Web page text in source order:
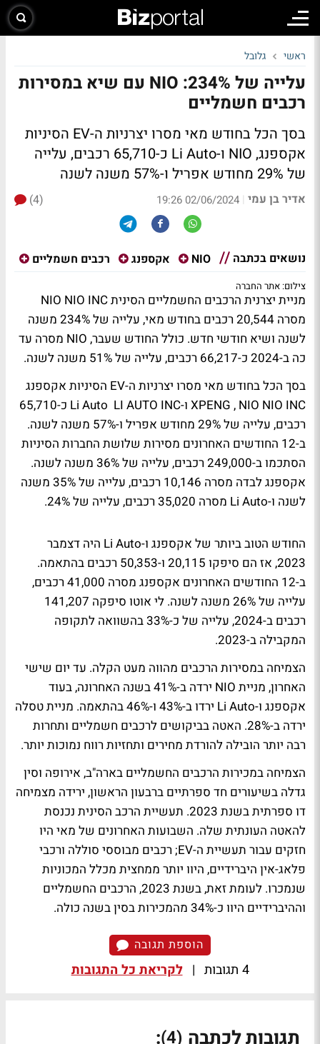
ראשי גלובל
עלייה של 234%: NIO עם שיא במסירות
רכבים חשמליים
בסך הכל בחודש מאי מסרו יצרניות ה-EV הסיניות
אקספנג, NIO ו-Li Auto כ-65,710 רכבים, עלייה
של 29% מחודש אפריל ו-57% משנה לשנה
אדיר בן עמי |
02/06/2024 19:26
(4)
נושאים בכתבה NIO אקספנג רכבים חשמליים
צילום: אתר החברה
מניית יצרנית הרכבים החשמליים הסינית NIO NIO INC
מסרה 20,544 רכבים בחודש מאי, עלייה של 234% משנה
לשנה ושיא חודשי חדש. כולל החודש שעבר, NIO מסרה עד
כה ב-2024 כ-66,217 רכבים, עלייה של 51% משנה לשנה.
בסך הכל בחודש מאי מסרו יצרניות ה-EV הסיניות אקספנג
XPENG , NIO NIO INC ו-Li Auto LI AUTO INC כ-65,710
רכבים, עלייה של 29% מחודש אפריל ו-57% משנה לשנה.
ב-12 החודשים האחרונים מסירות שלושת החברות הסיניות
הסתכמו ב-249,000 רכבים, עלייה של 36% משנה לשנה.
אקספנג לבדה מסרה 10,146 רכבים, עלייה של 35% משנה
לשנה ו-Li Auto מסרה 35,020 רכבים, עלייה של 24%.
החודש הטוב ביותר של אקספנג ו-Li Auto היה דצמבר
2023, אז הם סיפקו 20,115 ו-50,353 רכבים בהתאמה.
ב-12 החודשים האחרונים אקספנג מסרה 41,000 רכבים,
עלייה של 26% משנה לשנה. לי אוטו סיפקה 141,207
רכבים ב-2024, עלייה של כ-33% בהשוואה לתקופה
המקבילה ב-2023.
הצמיחה במסירות הרכבים מהווה מעט הקלה. עד יום שישי
האחרון, מניית NIO ירדה ב-41% בשנה האחרונה, בעוד
אקספנג ו-Li Auto ירדו ב-43% ו-46% בהתאמה. מניית טסלה
ירדה ב-28%. האטה בביקושים לרכבים חשמליים ותחרות
רבה יותר הובילה להורדת מחירים ותחזיות רווח נמוכות יותר.
הצמיחה במכירות הרכבים החשמליים בארה"ב, אירופה וסין
גדלה בשיעורים חד ספרתיים ברבעון הראשון, ירידה מצמיחה
דו ספרתית בשנת 2023. תעשיית הרכב הסינית נכנסת
להאטה העונתית שלה. השבועות האחרונים של מאי היו
חזקים עבור תעשיית ה-EV; רכבים מבוססי סוללה ורכבי
פלאג-אין היברידיים, היוו יותר ממחצית מכלל המכוניות
שנמכרו. לעומת זאת, בשנת 2023, הרכבים החשמליים
וההיברידיים היוו כ-34% מהמכירות בסין בשנה כולה.
הוספת תגובה
4 תגובות | לקריאת כל התגובות
תגובות לכתבה (4)
: